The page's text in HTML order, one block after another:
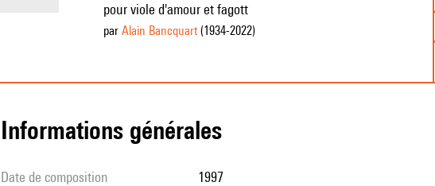
pour viole d'amour et fagott
par Alain Bancquart(1934-2022)
informations générales
date de composition 1997